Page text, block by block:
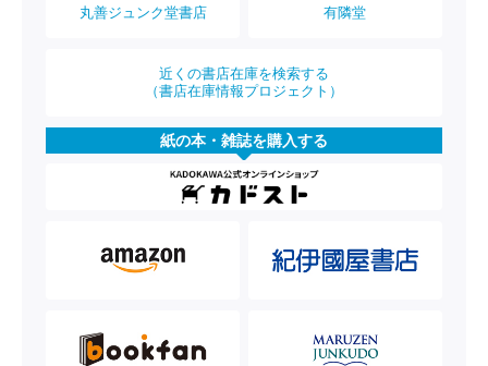
丸善ジュンク堂書店 有隣堂
近くの書店在庫を検索する
（書店在庫情報プロジェクト）
紙の本・雑誌を購入する